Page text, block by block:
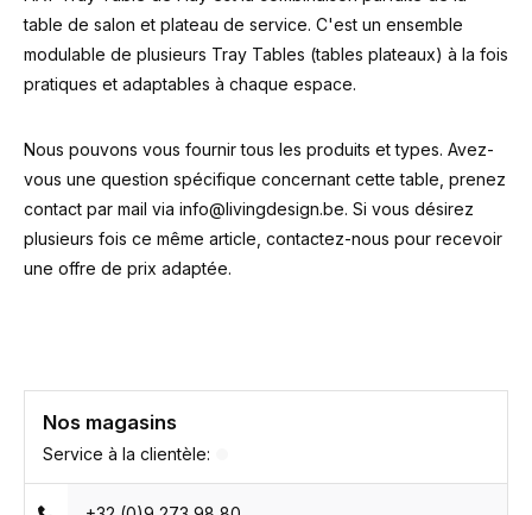
table de salon et plateau de service. C'est un ensemble
modulable de plusieurs Tray Tables (tables plateaux) à la fois
pratiques et adaptables à chaque espace.
Nous pouvons vous fournir tous les produits et types. Avez-
vous une question spécifique concernant cette table, prenez
contact par mail via info@livingdesign.be. Si vous désirez
plusieurs fois ce même article, contactez-nous pour recevoir
une offre de prix adaptée.
Nos magasins
Service à la clientèle: